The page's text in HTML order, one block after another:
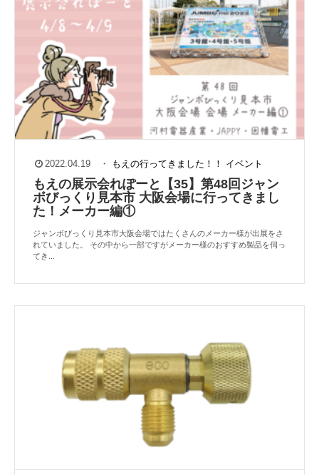
2022.04.19 ・ もえの行ってきました！！ イベント
もえの展示会れぽーと【35】第48回ジャン
ボびっくり⾒本市 ⼤阪会場に⾏ってきまし
た！メーカー編①
ジャンボびっくり見本市大阪会場ではたくさんのメーカー様が出展をさ
れていました。 その中から一部ですがメーカー様のおすすめ製品を伺っ
てき...